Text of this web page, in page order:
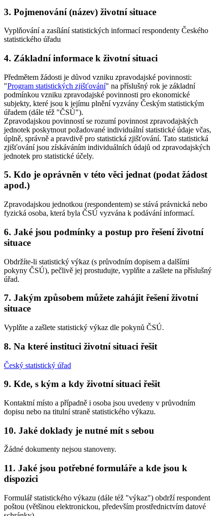
3. Pojmenování (název) životní situace
Vyplňování a zasílání statistických informací respondenty Českého
statistického úřadu
4. Základní informace k životní situaci
Předmětem žádosti je důvod vzniku zpravodajské povinnosti:
"Program statistických zjišťování" na příslušný rok je základní
podmínkou vzniku zpravodajské povinnosti pro ekonomické
subjekty, které jsou k jejímu plnění vyzvány Českým statistickým
úřadem (dále též "ČSÚ").
Zpravodajskou povinností se rozumí povinnost zpravodajských
jednotek poskytnout požadované individuální statistické údaje včas,
úplně, správně a pravdivě pro statistická zjišťování. Tato statistická
zjišťování jsou získáváním individuálních údajů od zpravodajských
jednotek pro statistické účely.
5. Kdo je oprávněn v této věci jednat (podat žádost
apod.)
Zpravodajskou jednotkou (respondentem) se stává právnická nebo
fyzická osoba, která byla ČSÚ vyzvána k podávání informací.
6. Jaké jsou podmínky a postup pro řešení životní
situace
Obdržíte-li statistický výkaz (s průvodním dopisem a dalšími
pokyny ČSÚ), pečlivě jej prostudujte, vyplňte a zašlete na příslušný
úřad.
7. Jakým způsobem můžete zahájit řešení životní
situace
Vyplňte a zašlete statistický výkaz dle pokynů ČSÚ.
8. Na které instituci životní situaci řešit
Český statistický úřad
9. Kde, s kým a kdy životní situaci řešit
Kontaktní místo a případně i osoba jsou uvedeny v průvodním
dopisu nebo na titulní straně statistického výkazu.
10. Jaké doklady je nutné mít s sebou
Žádné dokumenty nejsou stanoveny.
11. Jaké jsou potřebné formuláře a kde jsou k
dispozici
Formulář statistického výkazu (dále též "výkaz") obdrží respondent
poštou (většinou elektronickou, především prostřednictvím datové